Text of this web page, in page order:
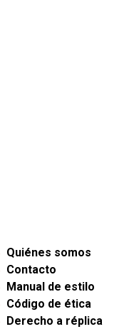
Quiénes somos
Contacto
Manual de estilo
Código de ética
Derecho a réplica